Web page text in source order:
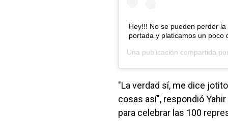
Hey!!! No se pueden perder
portada y platicamos un poco
Una publicación compartida
"La verdad sí, me dice
cosas así", respondió
para celebrar las 100